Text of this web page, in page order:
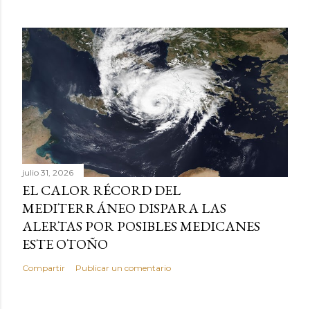
julio 31, 2026
EL CALOR RÉCORD DEL
MEDITERRÁNEO DISPARA LAS
ALERTAS POR POSIBLES MEDICANES
ESTE OTOÑO
Compartir Publicar un comentario